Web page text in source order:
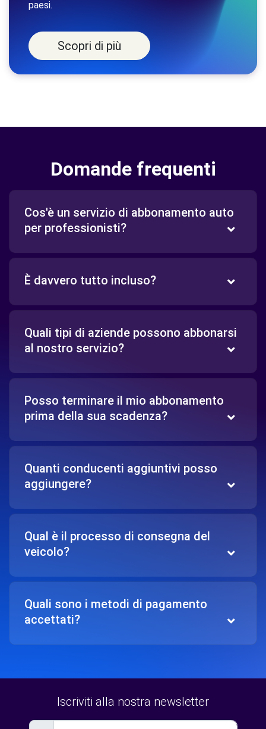
paesi.
Scopri di più
Domande frequenti
Cos'è un servizio di abbonamento auto
per professionisti?
È davvero tutto incluso?
Quali tipi di aziende possono abbonarsi
al nostro servizio?
Posso terminare il mio abbonamento
prima della sua scadenza?
Quanti conducenti aggiuntivi posso
aggiungere?
Qual è il processo di consegna del
veicolo?
Quali sono i metodi di pagamento
accettati?
Iscriviti alla nostra newsletter